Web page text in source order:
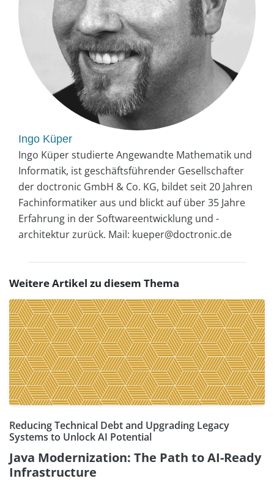
Ingo Küper
Ingo Küper studierte Angewandte Mathematik und
Informatik, ist geschäftsführender Gesellschafter
der doctronic GmbH & Co. KG, bildet seit 20 Jahren
Fachinformatiker aus und blickt auf über 35 Jahre
Erfahrung in der Softwareentwicklung und -
architektur zurück. Mail: kueper@doctronic.de
Weitere Artikel zu diesem Thema
Reducing Technical Debt and Upgrading Legacy
Systems to Unlock AI Potential
Java Modernization: The Path to AI-Ready
Infrastructure